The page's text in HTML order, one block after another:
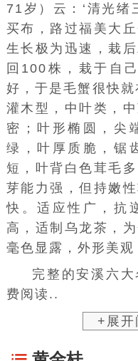
71岁）云：‘清光绪
买布，路过福美大
生长极为迅速，栽
回100株，栽于自
好，于是毛蟹很快
灌木型，中叶类，
密；叶形椭圆，尖
绿，叶厚质脆，锯
短，叶背白色茸毛
芽能力强，但持嫩
快。适应性广，抗
高，适制乌龙茶，
毫色显露，外形美观
完整的安溪六
费阅读..
+展开